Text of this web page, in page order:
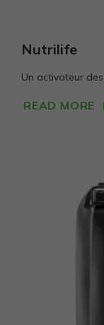
Nutrilife
Un activateur
READ MORE